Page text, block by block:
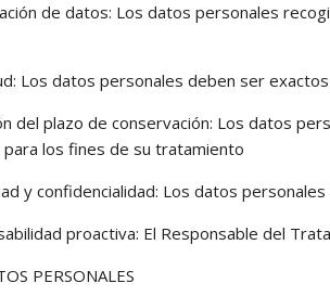
de datos: Los datos personales
Los datos personales deben ser
del plazo de conservación: Los datos
los fines de su tratamiento
y confidencialidad: Los datos
proactiva: El Responsable del
PERSONALES